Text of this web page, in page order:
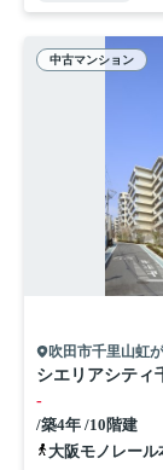
中古マンション
吹田市千里山虹
シエリアシティ
-
/築4年 /10階建
大阪モノレール